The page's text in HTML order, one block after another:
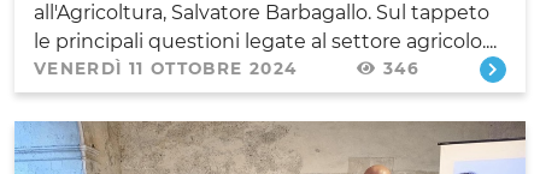
all'Agricoltura, Salvatore Barbagallo. Sul tappeto
le principali questioni legate al settore agricolo....
VENERDÌ 11 OTTOBRE 2024 346